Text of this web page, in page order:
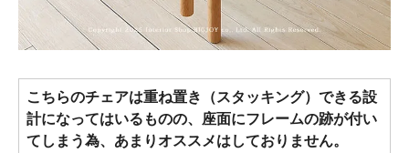
こちらのチェアは重ね置き（スタッキング）できる設
計になってはいるものの、座面にフレームの跡が付い
てしまう為、あまりオススメはしておりません。